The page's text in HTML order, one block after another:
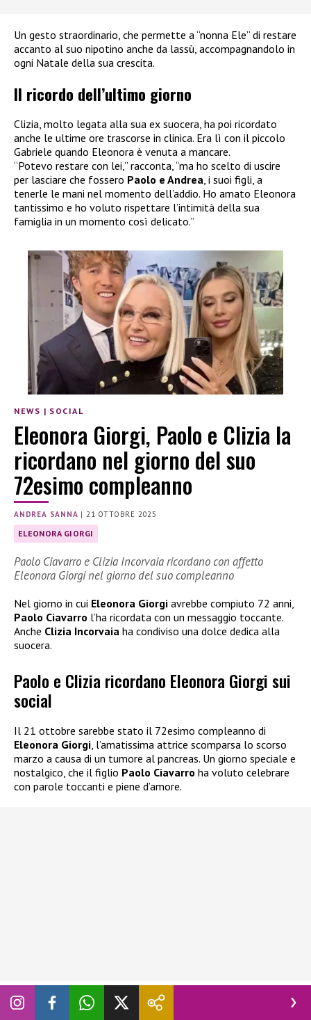
Un gesto straordinario, che permette a “nonna Ele” di restare
accanto al suo nipotino anche da lassù, accompagnandolo in
ogni Natale della sua crescita.
Il ricordo dell’ultimo giorno
Clizia, molto legata alla sua ex suocera, ha poi ricordato
anche le ultime ore trascorse in clinica. Era lì con il piccolo
Gabriele quando Eleonora è venuta a mancare.
“Potevo restare con lei,” racconta, “ma ho scelto di uscire
per lasciare che fossero Paolo e Andrea, i suoi figli, a
tenerle le mani nel momento dell’addio. Ho amato Eleonora
tantissimo e ho voluto rispettare l’intimità della sua
famiglia in un momento così delicato.”
NEWS | SOCIAL
Eleonora Giorgi, Paolo e Clizia la
ricordano nel giorno del suo
72esimo compleanno
ANDREA SANNA |21 OTTOBRE 2025
ELEONORA GIORGI
Paolo Ciavarro e Clizia Incorvaia ricordano con affetto
Eleonora Giorgi nel giorno del suo compleanno
Nel giorno in cui Eleonora Giorgi avrebbe compiuto 72 anni,
Paolo Ciavarro l’ha ricordata con un messaggio toccante.
Anche Clizia Incorvaia ha condiviso una dolce dedica alla
suocera.
Paolo e Clizia ricordano Eleonora Giorgi sui
social
Il 21 ottobre sarebbe stato il 72esimo compleanno di
Eleonora Giorgi , l’amatissima attrice scomparsa lo scorso
marzo a causa di un tumore al pancreas. Un giorno speciale e
nostalgico, che il figlio Paolo Ciavarro ha voluto celebrare
con parole toccanti e piene d’amore.
Sui social, Paolo Ciavarro
ha condiviso due fotografie della
sua infanzia in cui appare accanto alla madre